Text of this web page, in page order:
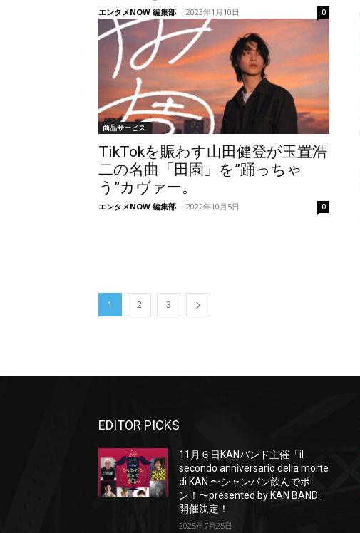
エンタメNOW 編集部 - 2023年1月10日 0
商品サービス
TikTokを賑わす山田健登が玉置浩
二の名曲「田園」を”踊っちゃ
う”カヴァー。
エンタメNOW 編集部 - 2022年10月5日 0
1 2 3
EDITOR PICKS
11月６日KANバンド主催「il
secondo anniversario della morte
di KAN 〜シャンパン飲んでポ
ン！〜presented by KAN BAND」
開催決定！
2025年7月25日